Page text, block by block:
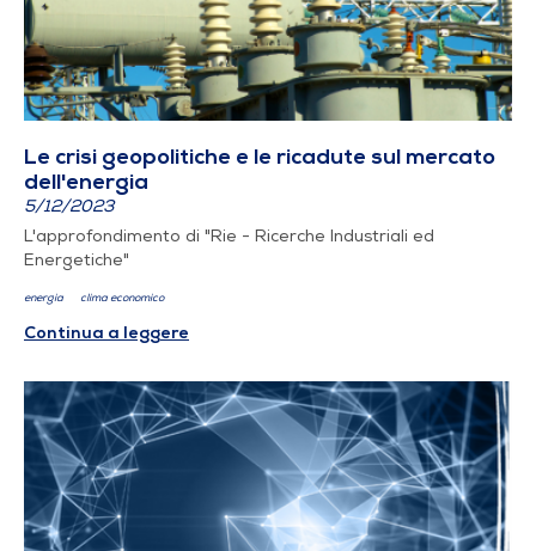
Le crisi geopolitiche e le ricadute sul mercato
dell'energia
5/12/2023
L'approfondimento di "Rie - Ricerche Industriali ed
Energetiche"
energia clima economico
Continua a leggere